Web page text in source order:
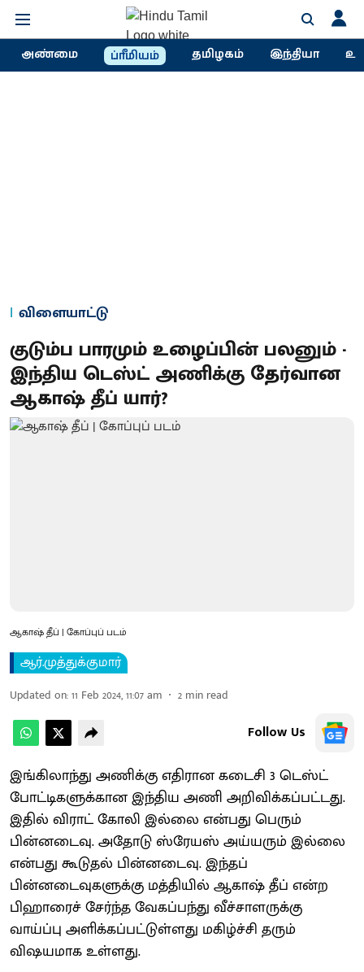
அண்மை ப்ரீமியம் தமிழகம் இந்தியா
விளையாட்டு
குடும்ப பாரமும் உழைப்பின் பலனும் -
இந்திய டெஸ்ட் அணிக்கு தேர்வான
ஆகாஷ் தீப் யார்?
ஆகாஷ் தீப் | கோப்புப் படம்
ஆர்.முத்துக்குமார்
Updated on:11 Feb 2024, 11:07 am 2 min read
Follow Us
இங்கிலாந்து அணிக்கு எதிரான கடைசி 3 டெஸ்ட்
போட்டிகளுக்கான இந்திய அணி அறிவிக்கப்பட்டது.
இதில் விராட் கோலி இல்லை என்பது பெரும்
பின்னடைவு. அதோடு ஸ்ரேயஸ் அய்யரும் இல்லை
என்பது கூடுதல் பின்னடைவு. இந்தப்
பின்னடைவுகளுக்கு மத்தியில் ஆகாஷ் தீப் என்ற
பிஹாரைச் சேர்ந்த வேகப்பந்து வீச்சாளருக்கு
வாய்ப்பு அளிக்கப்பட்டுள்ளது மகிழ்ச்சி தரும்
விஷயமாக உள்ளது.